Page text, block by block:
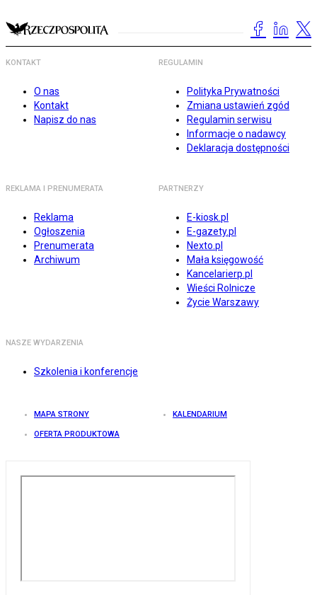
KONTAKT
O nas
Kontakt
Napisz do nas
REGULAMIN
Polityka Prywatności
Zmiana ustawień zgód
Regulamin serwisu
Informacje o nadawcy
Deklaracja dostępności
REKLAMA I PRENUMERATA
Reklama
Ogłoszenia
Prenumerata
Archiwum
PARTNERZY
E-kiosk.pl
E-gazety.pl
Nexto.pl
Mała księgowość
Kancelarierp.pl
Wieści Rolnicze
Życie Warszawy
NASZE WYDARZENIA
Szkolenia i konferencje
MAPA STRONY KALENDARIUM
OFERTA PRODUKTOWA